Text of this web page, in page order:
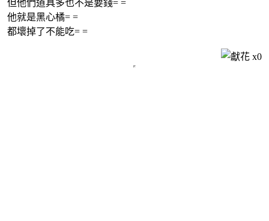
但他們道具多也不是要錢= =
他就是黑心橘= =
都壞掉了不能吃= =
x0